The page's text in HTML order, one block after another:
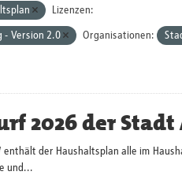
Lizenzen:
- Version 2.0 Organisationen:
2026 der Stadt
enthält der Haushaltsplan alle im
und...